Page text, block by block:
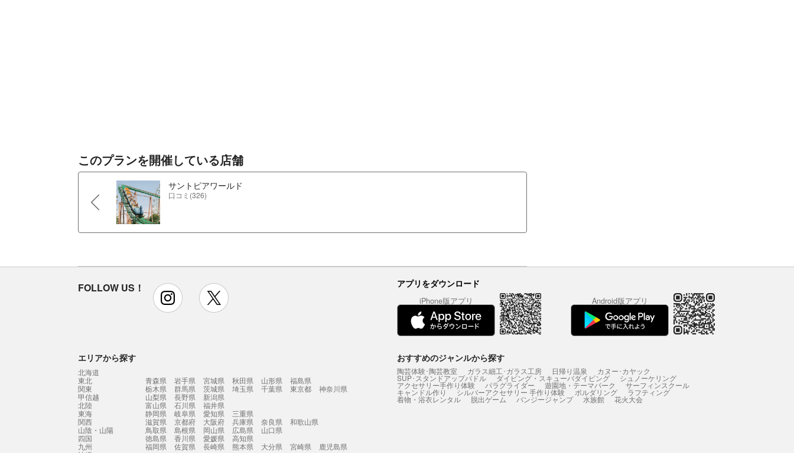
このプランを開催している店舗
サントピアワールド
口コミ(326)
FOLLOW US！ instagram アプリをダウンロード
iPhone版アプリ Android版アプリ
エリアから探す
北海道
東北
青森県 岩手県 宮城県 秋田県 山形県
福島県
関東
栃木県 群馬県 茨城県 埼玉県 千葉県 東京都
神奈川県
甲信越
山梨県 長野県
新潟県
北陸
富山県 石川県
福井県
東海
静岡県 岐阜県 愛知県
三重県
関西
滋賀県 京都府 大阪府 兵庫県 奈良県
和歌山県
山陰・山陽
鳥取県 島根県 岡山県 広島県
山口県
四国
徳島県 香川県 愛媛県
高知県
九州
福岡県 佐賀県 長崎県 熊本県 大分県 宮崎県
鹿児島県
おすすめのジャンルから探す
陶芸体験･陶芸教室 ガラス細工･ガラス工房 日帰り温泉 カヌー･カヤック
SUP･スタンドアップパドル ダイビング・スキューバダイビング シュノーケリング
アクセサリー手作り体験 パラグライダー 遊園地・テーマパーク サーフィンスクール
キャンドル作り シルバーアクセサリー 手作り体験 ボルダリング ラフティング
着物・浴衣レンタル 脱出ゲーム バンジージャンプ 水族館 花火大会